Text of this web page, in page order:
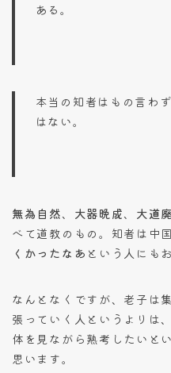
ある。
本当の知者はもの言わ
はない。
無為自然、 大器晩成、 大道
べて道教のもの。知者は中
くかったなあ という人にも
なんとなくですが、老子は
張っていく人というよりは
体を見ながら熟考したいと
思います。